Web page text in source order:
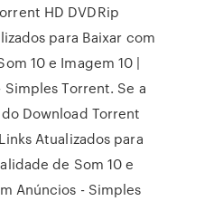
HD DVDRip
para Baixar com
10 e Imagem 10 |
Torrent. Se a
Download Torrent
Atualizados para
de Som 10 e
Anúncios - Simples